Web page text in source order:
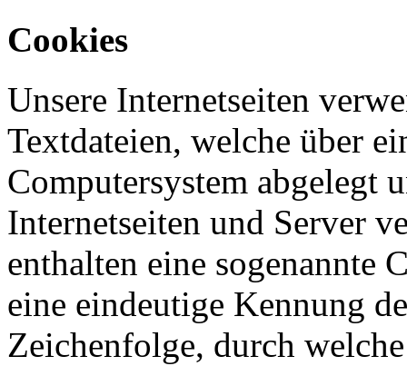
Cookies
Unsere Internetseiten
Textdateien, welche über
Computersystem abgelegt
Internetseiten und Server
enthalten eine
eine eindeutige Kennung
Zeichenfolge, durch